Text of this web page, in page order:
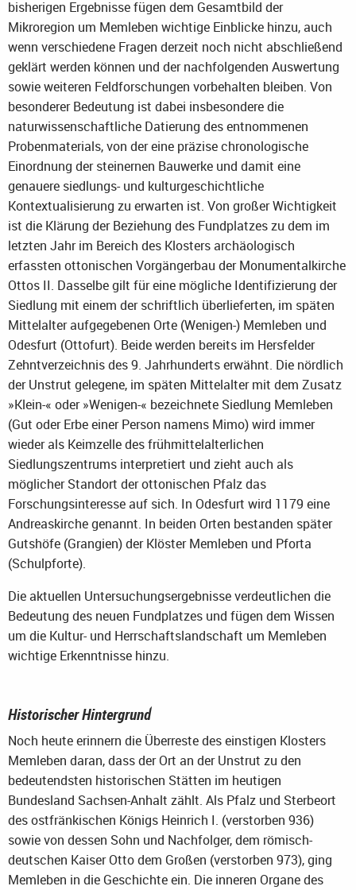
bisherigen Ergebnisse fügen dem Gesamtbild der
Mikroregion um Memleben wichtige Einblicke hinzu, auch
wenn verschiedene Fragen derzeit noch nicht abschließend
geklärt werden können und der nachfolgenden Auswertung
sowie weiteren Feldforschungen vorbehalten bleiben. Von
besonderer Bedeutung ist dabei insbesondere die
naturwissenschaftliche Datierung des entnommenen
Probenmaterials, von der eine präzise chronologische
Einordnung der steinernen Bauwerke und damit eine
genauere siedlungs- und kulturgeschichtliche
Kontextualisierung zu erwarten ist. Von großer Wichtigkeit
ist die Klärung der Beziehung des Fundplatzes zu dem im
letzten Jahr im Bereich des Klosters archäologisch
erfassten ottonischen Vorgängerbau der Monumentalkirche
Ottos II. Dasselbe gilt für eine mögliche Identifizierung der
Siedlung mit einem der schriftlich überlieferten, im späten
Mittelalter aufgegebenen Orte (Wenigen-) Memleben und
Odesfurt (Ottofurt). Beide werden bereits im Hersfelder
Zehntverzeichnis des 9. Jahrhunderts erwähnt. Die nördlich
der Unstrut gelegene, im späten Mittelalter mit dem Zusatz
»Klein-« oder »Wenigen-« bezeichnete Siedlung Memleben
(Gut oder Erbe einer Person namens Mimo) wird immer
wieder als Keimzelle des frühmittelalterlichen
Siedlungszentrums interpretiert und zieht auch als
möglicher Standort der ottonischen Pfalz das
Forschungsinteresse auf sich. In Odesfurt wird 1179 eine
Andreaskirche genannt. In beiden Orten bestanden später
Gutshöfe (Grangien) der Klöster Memleben und Pforta
(Schulpforte).
Die aktuellen Untersuchungsergebnisse verdeutlichen die
Bedeutung des neuen Fundplatzes und fügen dem Wissen
um die Kultur- und Herrschaftslandschaft um Memleben
wichtige Erkenntnisse hinzu.
Historischer Hintergrund
Noch heute erinnern die Überreste des einstigen Klosters
Memleben daran, dass der Ort an der Unstrut zu den
bedeutendsten historischen Stätten im heutigen
Bundesland Sachsen-Anhalt zählt. Als Pfalz und Sterbeort
des ostfränkischen Königs Heinrich I. (verstorben 936)
sowie von dessen Sohn und Nachfolger, dem römisch-
deutschen Kaiser Otto dem Großen (verstorben 973), ging
Memleben in die Geschichte ein. Die inneren Organe des